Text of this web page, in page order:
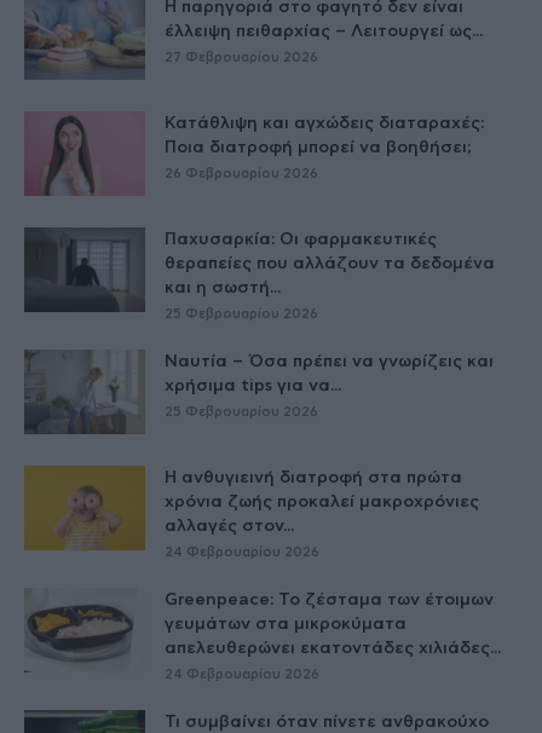
Η παρηγοριά στο φαγητό δεν είναι
έλλειψη πειθαρχίας – Λειτουργεί ως...
27 Φεβρουαρίου 2026
Κατάθλιψη και αγχώδεις διαταραχές:
Ποια διατροφή μπορεί να βοηθήσει;
26 Φεβρουαρίου 2026
Παχυσαρκία: Οι φαρμακευτικές
θεραπείες που αλλάζουν τα δεδομένα
και η σωστή...
25 Φεβρουαρίου 2026
Ναυτία – Όσα πρέπει να γνωρίζεις και
χρήσιμα tips για να...
25 Φεβρουαρίου 2026
Η ανθυγιεινή διατροφή στα πρώτα
χρόνια ζωής προκαλεί μακροχρόνιες
αλλαγές στον...
24 Φεβρουαρίου 2026
Greenpeace: Το ζέσταμα των έτοιμων
γευμάτων στα μικροκύματα
απελευθερώνει εκατοντάδες χιλιάδες...
24 Φεβρουαρίου 2026
Τι συμβαίνει όταν πίνετε ανθρακούχο